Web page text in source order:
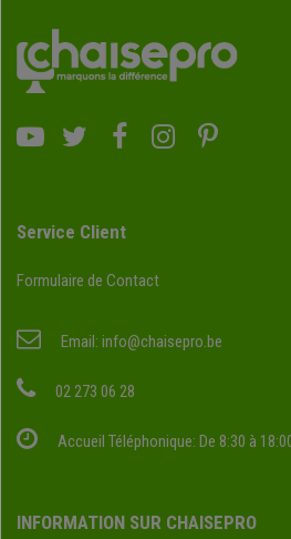
Service Client
Formulaire de Contact
Email: info@chaisepro.be
02 273 06 28
Accueil Téléphonique: De 8:30 à
INFORMATION SUR CHAISEPRO